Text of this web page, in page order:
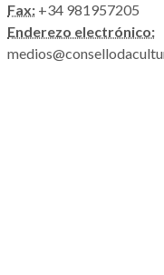
Fax: +34 981957205
Enderezo electrónico: